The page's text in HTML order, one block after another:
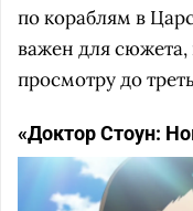
по кораблям в
важен для сюжета,
просмотру до
«Доктор Стоун: